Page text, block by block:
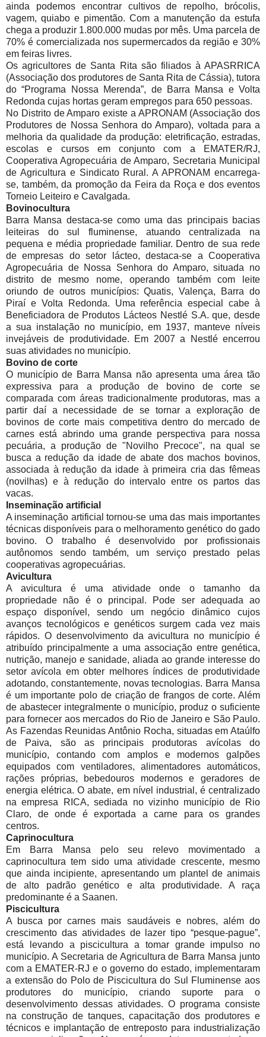
ainda podemos encontrar cultivos de repolho, brócolis,
vagem, quiabo e pimentão. Com a manutenção da estufa
chega a produzir 1.800.000 mudas por mês. Uma parcela de
70% é comercializada nos supermercados da região e 30%
em feiras livres.
Os agricultores de Santa Rita são filiados à APASRRICA
(Associação dos produtores de Santa Rita de Cássia), tutora
do “Programa Nossa Merenda”, de Barra Mansa e Volta
Redonda cujas hortas geram empregos para 650 pessoas.
No Distrito de Amparo existe a APRONAM (Associação dos
Produtores de Nossa Senhora do Amparo), voltada para a
melhoria da qualidade da produção: eletrificação, estradas,
escolas e cursos em conjunto com a EMATER/RJ,
Cooperativa Agropecuária de Amparo, Secretaria Municipal
de Agricultura e Sindicato Rural. A APRONAM encarrega-
se, também, da promoção da Feira da Roça e dos eventos
Torneio Leiteiro e Cavalgada.
Bovinocultura
Barra Mansa destaca-se como uma das principais bacias
leiteiras do sul fluminense, atuando centralizada na
pequena e média propriedade familiar. Dentro de sua rede
de empresas do setor lácteo, destaca-se a Cooperativa
Agropecuária de Nossa Senhora do Amparo, situada no
distrito de mesmo nome, operando também com leite
oriundo de outros municípios: Quatis, Valença, Barra do
Piraí e Volta Redonda. Uma referência especial cabe à
Beneficiadora de Produtos Lácteos Nestlé S.A. que, desde
a sua instalação no município, em 1937, manteve níveis
invejáveis de produtividade. Em 2007 a Nestlé encerrou
suas atividades no município.
Bovino de corte
O município de Barra Mansa não apresenta uma área tão
expressiva para a produção de bovino de corte se
comparada com áreas tradicionalmente produtoras, mas a
partir daí a necessidade de se tornar a exploração de
bovinos de corte mais competitiva dentro do mercado de
carnes está abrindo uma grande perspectiva para nossa
pecuária, a produção de "Novilho Precoce", na qual se
busca a redução da idade de abate dos machos bovinos,
associada à redução da idade à primeira cria das fêmeas
(novilhas) e à redução do intervalo entre os partos das
vacas.
Inseminação artificial
A inseminação artificial tornou-se uma das mais importantes
técnicas disponíveis para o melhoramento genético do gado
bovino. O trabalho é desenvolvido por profissionais
autônomos sendo também, um serviço prestado pelas
cooperativas agropecuárias.
Avicultura
A avicultura é uma atividade onde o tamanho da
propriedade não é o principal. Pode ser adequada ao
espaço disponível, sendo um negócio dinâmico cujos
avanços tecnológicos e genéticos surgem cada vez mais
rápidos. O desenvolvimento da avicultura no município é
atribuído principalmente a uma associação entre genética,
nutrição, manejo e sanidade, aliada ao grande interesse do
setor avícola em obter melhores índices de produtividade
adotando, constantemente, novas tecnologias. Barra Mansa
é um importante polo de criação de frangos de corte. Além
de abastecer integralmente o município, produz o suficiente
para fornecer aos mercados do Rio de Janeiro e São Paulo.
As Fazendas Reunidas Antônio Rocha, situadas em Ataúlfo
de Paiva, são as principais produtoras avícolas do
município, contando com amplos e modernos galpões
equipados com ventiladores, alimentadores automáticos,
rações próprias, bebedouros modernos e geradores de
energia elétrica. O abate, em nível industrial, é centralizado
na empresa RICA, sediada no vizinho município de Rio
Claro, de onde é exportada a carne para os grandes
centros.
Caprinocultura
Em Barra Mansa pelo seu relevo movimentado a
caprinocultura tem sido uma atividade crescente, mesmo
que ainda incipiente, apresentando um plantel de animais
de alto padrão genético e alta produtividade. A raça
predominante é a Saanen.
Piscicultura
A busca por carnes mais saudáveis e nobres, além do
crescimento das atividades de lazer tipo “pesque-pague”,
está levando a piscicultura a tomar grande impulso no
município. A Secretaria de Agricultura de Barra Mansa junto
com a EMATER-RJ e o governo do estado, implementaram
a extensão do Polo de Piscicultura do Sul Fluminense aos
produtores do município, criando suporte para o
desenvolvimento dessas atividades. O programa consiste
na construção de tanques, capacitação dos produtores e
técnicos e implantação de entreposto para industrialização